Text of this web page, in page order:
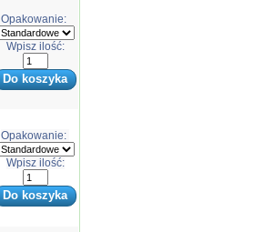
Opakowanie:
Wpisz ilość:
Opakowanie:
Wpisz ilość: